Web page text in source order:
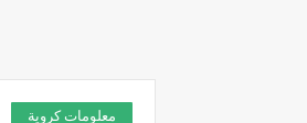
معلومات كروية